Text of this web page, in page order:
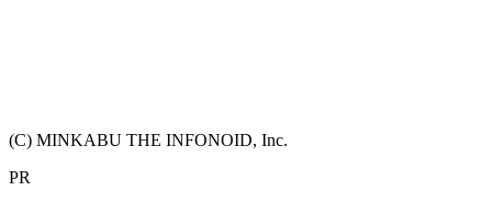
(C) MINKABU THE INFONOID, Inc.
PR